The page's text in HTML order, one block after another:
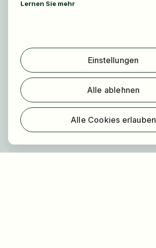
Registrierung
Über uns
FAQ
Blog
Newsletter
Unsere Partner
Lernen Sie mehr
Einstellungen
Alle ablehnen
Alle Cookies erlauben